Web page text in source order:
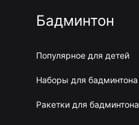
Бадминтон
Популярное для детей
Наборы для бадминтона
Ракетки для бадминтона